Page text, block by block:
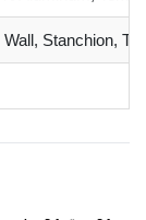
Stanchion,